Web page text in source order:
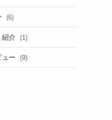
(6)
紹介 (1)
ュー (9)